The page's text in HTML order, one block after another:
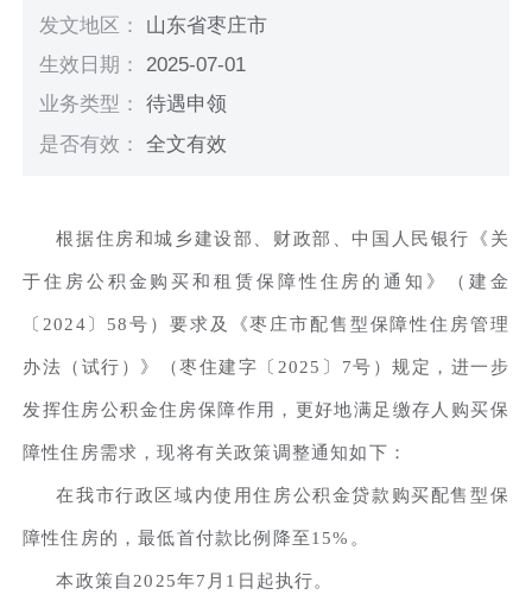
发文地区： 山东省枣庄市
生效日期： 2025-07-01
业务类型：待遇申领
是否有效：全文有效
根据住房和城乡建设部、财政部、中国人民银行《关
于住房公积金购买和租赁保障性住房的通知》（建金
〔2024〕58号）要求及《枣庄市配售型保障性住房管理
办法（试行）》（枣住建字〔2025〕7号）规定，进一步
发挥住房公积金住房保障作用，更好地满足缴存人购买保
障性住房需求，现将有关政策调整通知如下：
在我市行政区域内使用住房公积金贷款购买配售型保
障性住房的，最低首付款比例降至15%。
本政策自2025年7月1日起执行。